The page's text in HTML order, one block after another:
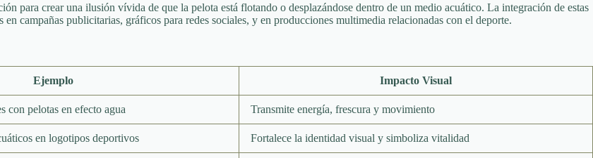
para crear una ilusión vívida de que la pelota está flotando o desplazándose dentro de un medio acuático. La integración de estas
campañas publicitarias, gráficos para redes sociales, y en producciones multimedia relacionadas con el deporte.
Ejemplo Impacto Visual
con pelotas en efecto agua Transmite energía, frescura y movimiento
en logotipos deportivos Fortalece la identidad visual y simboliza vitalidad